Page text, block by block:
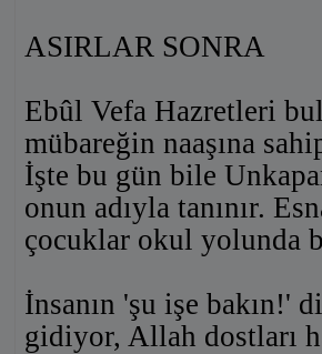
ASIRLAR SONRA
Ebûl Vefa Hazretleri
mübareğin naaşına
İşte bu gün bile
onun adıyla tanınır.
çocuklar okul yolunda
İnsanın 'şu işe bakın!'
gidiyor, Allah dostları